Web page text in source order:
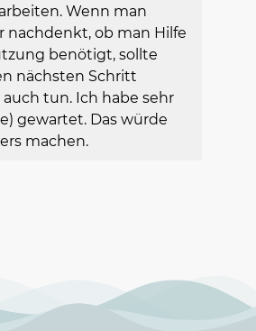
Wenn man
nachdenkt, ob man Hilfe
benötigt, sollte
nächsten Schritt
tun. Ich habe sehr
gewartet. Das würde
machen.